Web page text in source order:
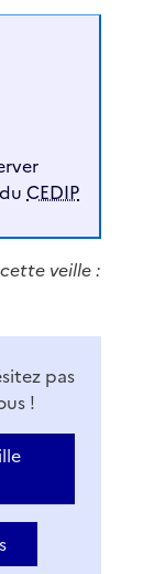
CEDIP
veille :
pas
!